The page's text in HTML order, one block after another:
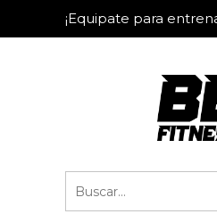
¡Equipate para